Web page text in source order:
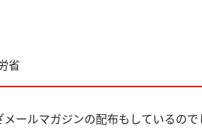
省
ールマガジンの配布もしているので